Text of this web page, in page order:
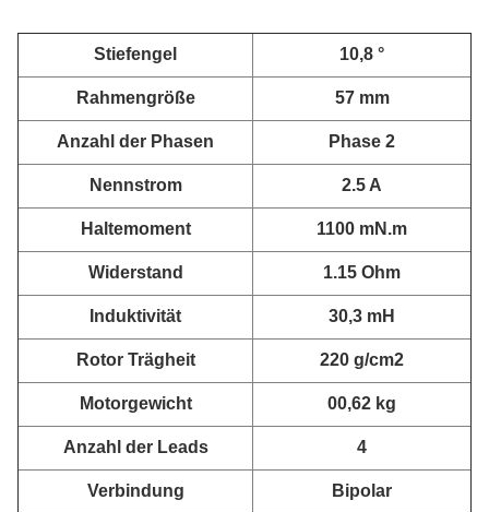
Stiefengel 10,8 °
Rahmengröße 57 mm
Anzahl der Phasen Phase 2
Nennstrom 2.5 A
Haltemoment 1100 mN.m
Widerstand 1.15 Ohm
Induktivität 30,3 mH
Rotor Trägheit 220 g/cm2
Motorgewicht 00,62 kg
Anzahl der Leads 4
Verbindung Bipolar